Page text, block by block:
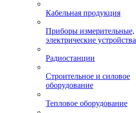
Кабельная продукция
Приборы измерительные,
электрические устройства
Радиостанции
Строительное и силовое
оборудование
Тепловое оборудование